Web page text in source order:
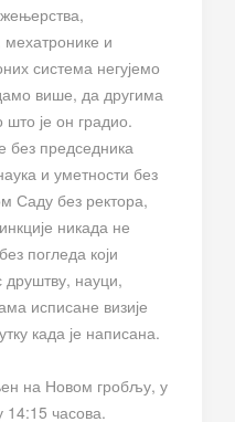
и
система негујемо
више, да другима
је он градио.
без председника
и уметности без
Саду без ректора,
никада не
погледа који
друштву, науци,
исписане визије
када је написана.
на Новом гробљу, у
14:15 часова.